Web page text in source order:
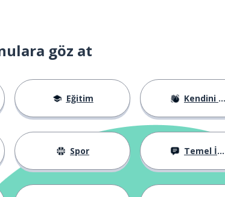
göz at
Eğitim Kendini Tanıtma
Spor Temel İfadeler